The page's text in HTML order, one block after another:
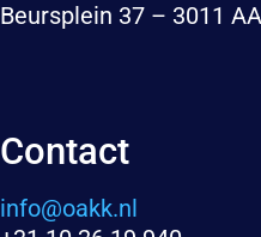
Beursplein 37 – 3011
Contact
info@oakk.nl